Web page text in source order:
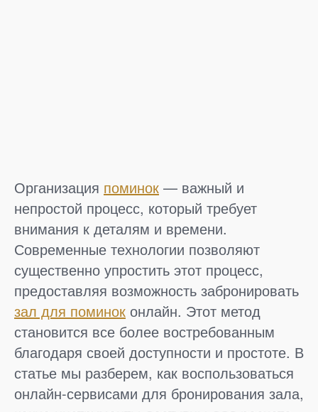
Организация поминок — важный и
непростой процесс, который требует
внимания к деталям и времени.
Современные технологии позволяют
существенно упростить этот процесс,
предоставляя возможность забронировать
зал для поминок онлайн. Этот метод
становится все более востребованным
благодаря своей доступности и простоте. В
статье мы разберем, как воспользоваться
онлайн-сервисами для бронирования зала,